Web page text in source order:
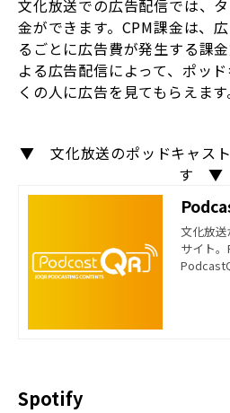
文化放送での広告配信では、
金ができます。CPM課金は、
るごとに広告費が発生する課
よる広告配信によって、ポッ
くの人に広告を見てもらえます
▼ 文化放送のポッドキャス
す ▼
文化放
サイト。
Spotify